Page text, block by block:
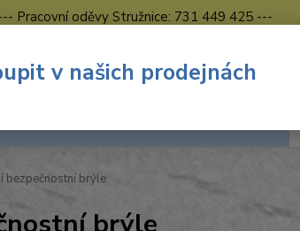
Pracovní oděvy Stružnice: 731 449 425 ---
Nevíte si rady? Zavolejte.
bezpečnostní brýle
v našich prodejnách